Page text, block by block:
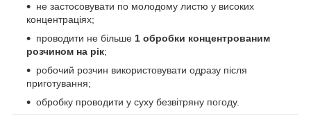
не застосовувати по молодому листю у високих
концентраціях;
проводити не більше 1 обробки концентрованим
розчином на рік;
робочий розчин використовувати одразу після
приготування;
обробку проводити у суху безвітряну погоду.